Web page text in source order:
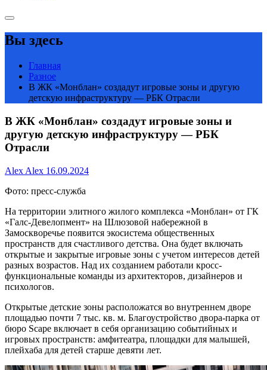
Вы здесь
Главная
Разное
В ЖК «Монблан» создадут игровые зоны и другую
детскую инфраструктуру — РБК Отрасли
В ЖК «Монблан» создадут игровые зоны и
другую детскую инфраструктуру — РБК
Отрасли
Alex Alex 16.09.2024
Фото: пресс-служба
На территории элитного жилого комплекса «Монблан» от ГК
«Галс-Девелопмент» на Шлюзовой набережной в
Замоскворечье появится экосистема общественных
пространств для счастливого детства. Она будет включать
открытые и закрытые игровые зоны с учетом интересов детей
разных возрастов. Над их созданием работали кросс-
функциональные команды из архитекторов, дизайнеров и
психологов.
Открытые детские зоны расположатся во внутреннем дворе
площадью почти 7 тыс. кв. м. Благоустройство двора-парка от
бюро Scape включает в себя организацию событийных и
игровых пространств: амфитеатра, площадки для малышей,
плейхаба для детей старше девяти лет.